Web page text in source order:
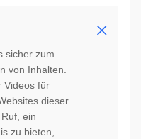
sicher zum
von Inhalten.
Videos für
dieser
ein
zu bieten,